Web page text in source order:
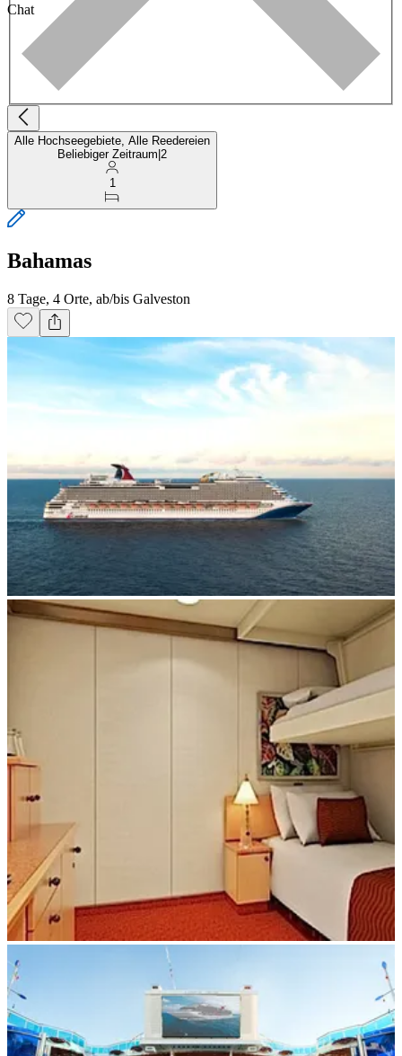
Chat
Alle Hochseegebiete, Alle Reedereien
Beliebiger Zeitraum 2
1
Bahamas
8 Tage, 4 Orte, ab/bis Galveston